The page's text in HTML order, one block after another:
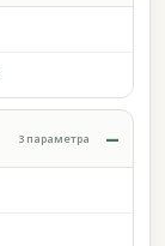
3 параметра